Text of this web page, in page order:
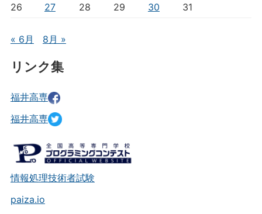
26
27 28 29 30 31
« 6月 8月 »
リンク集
福井高専
福井高専
情報処理技術者試験
paiza.io